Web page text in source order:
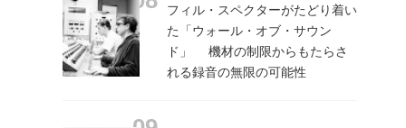
フィル・スペクターがたどり着い
た「ウォール・オブ・サウン
ド」 機材の制限からもたらさ
れる録音の無限の可能性